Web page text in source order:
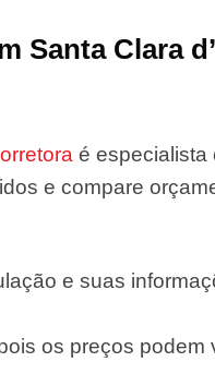
Santa Clara
é especialista
e compare
e suas
os preços